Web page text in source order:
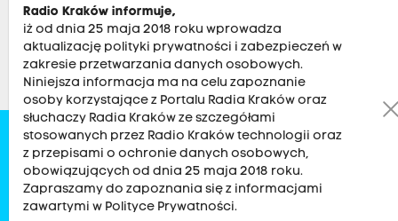
Zobacz Kultura Sport Muzyka Audycje
RADIO KRAKÓW SA. Aleja Juliusza Słowackiego 22, 30-007
Radio Kraków informuje,
iż od dnia 25 maja 2018 roku wprowadza
aktualizację polityki prywatności i zabezpieczeń w
zakresie przetwarzania danych osobowych.
Niniejsza informacja ma na celu zapoznanie
osoby korzystające z Portalu Radia Kraków oraz
słuchaczy Radia Kraków ze szczegółami
stosowanych przez Radio Kraków technologii oraz
z przepisami o ochronie danych osobowych,
obowiązujących od dnia 25 maja 2018 roku.
Zapraszamy do zapoznania się z informacjami
zawartymi w Polityce Prywatności.